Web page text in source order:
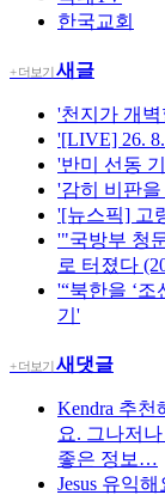
한국교회
+ 더보기새글
'천지가 개
'[LIVE] 26.
'반미 선동
'감히 비판
'[뉴스픽] 고
'"국방부 청
로 터졌다
'“북한을 ‘
기'
+ 더보기새댓글
Kendra 추천
요. 그나저
좋은 정보…
Jesus 유익해